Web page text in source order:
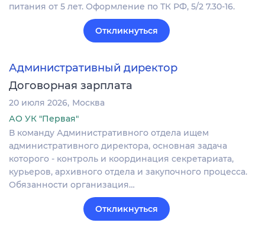
питания от 5 лет. Оформление по ТК РФ, 5/2 7.30-16.
Откликнуться
Административный директор
Договорная зарплата
20 июля 2026 Москва
АО УК "Первая"
В команду Административного отдела ищем
административного директора, основная задача
которого - контроль и координация секретариата,
курьеров, архивного отдела и закупочного процесса.
Обязанности организация…
Откликнуться